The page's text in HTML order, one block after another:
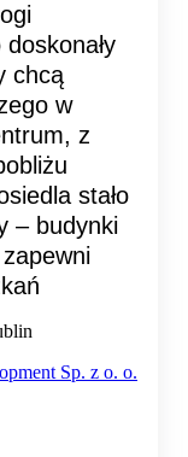
chcą
w
z
stało
– budynki
Sp. z o. o.